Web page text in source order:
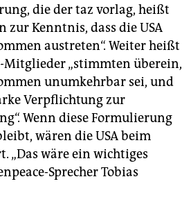
die der taz vorlag, heißt
zur Kenntnis, dass die USA
austreten“. Weiter heißt
Mitglieder „stimmten überein,
unumkehrbar sei, und
Verpflichtung zur
Wenn diese Formulierung
wären die USA beim
„Das wäre ein wichtiges
Sprecher Tobias